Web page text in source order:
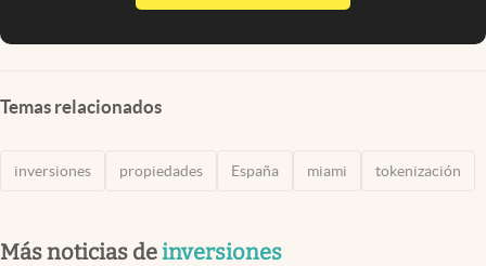
Temas relacionados
inversiones propiedades España miami tokenización
Más noticias deinversiones